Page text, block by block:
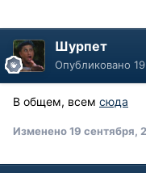
Шурпет
Опубликовано
В общем, всем сюда
Изменено19 сентября,